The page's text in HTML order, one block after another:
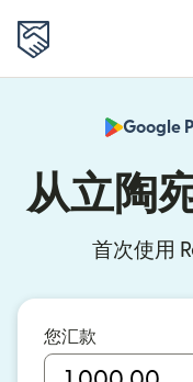
Google
从立陶
首次使用
您汇款